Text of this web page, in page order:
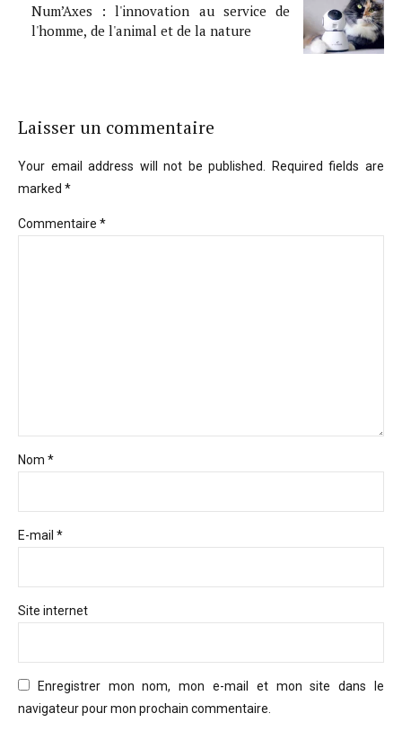
Num’Axes : l'innovation au service de
l'homme, de l'animal et de la nature
Laisser un commentaire
Your email address will not be published. Required fields are
marked *
Commentaire *
Nom *
E-mail *
Site internet
Enregistrer mon nom, mon e-mail et mon site dans le
navigateur pour mon prochain commentaire.